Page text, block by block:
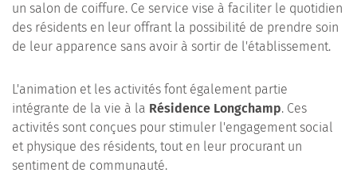
un salon de coiffure. Ce service vise à faciliter le quotidien
des résidents en leur offrant la possibilité de prendre soin
de leur apparence sans avoir à sortir de l'établissement.
L'animation et les activités font également partie
intégrante de la vie à la Résidence Longchamp. Ces
activités sont conçues pour stimuler l'engagement social
et physique des résidents, tout en leur procurant un
sentiment de communauté.